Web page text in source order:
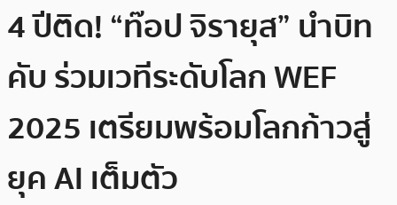
4 ปีติด! “ท๊อป จิรายุส” นำบิท
คับ ร่วมเวทีระดับโลก WEF
2025 เตรียมพร้อมโลกก้าวสู่
ยุค AI เต็มตัว